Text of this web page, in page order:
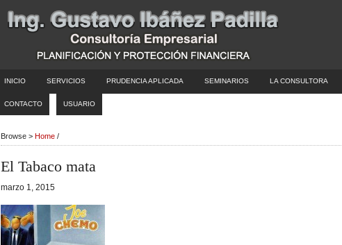
INICIO SERVICIOS PRUDENCIA APLICADA SEMINARIOS LA CONSULTORA
CONTACTO USUARIO
Browse > Home /
El Tabaco mata
marzo 1, 2015